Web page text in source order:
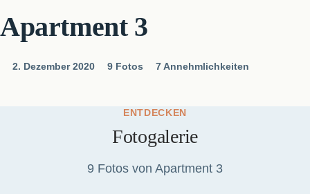
Apartment 3
2. Dezember 2020 9 Fotos 7 Annehmlichkeiten
ENTDECKEN
Fotogalerie
9 Fotos von Apartment 3